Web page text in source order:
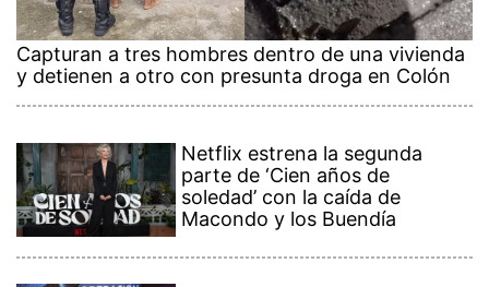
Capturan a tres hombres dentro de una vivienda
y detienen a otro con presunta droga en Colón
Netflix estrena la segunda
parte de ‘Cien años de
soledad’ con la caída de
Macondo y los Buendía